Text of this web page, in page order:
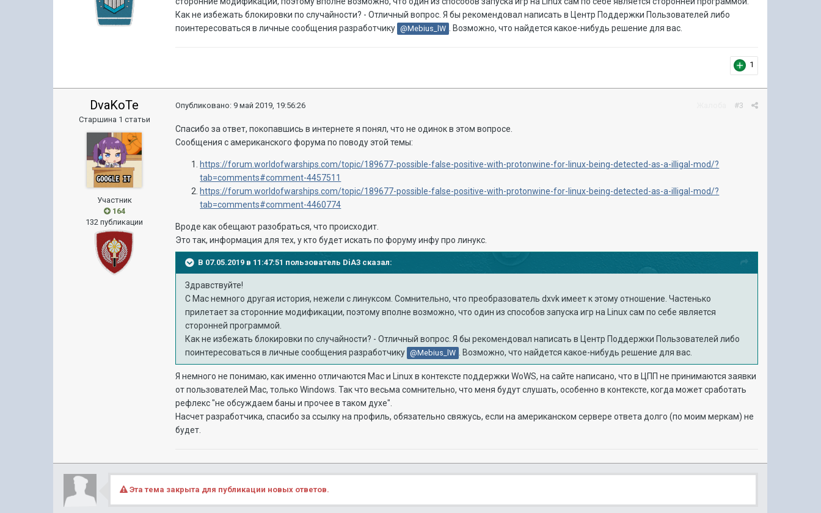
Как не избежать блокировки по случайности? - Отличный вопрос. Я бы рекомендовал написать в Центр Поддержки Пользователей либо
поинтересоваться в личные сообщения разработчику @Mebius_lW . Возможно, что найдется какое-нибудь решение для вас.
1
DvaKoTe
Старшина 1 статьи
Участник
164
132 публикации
#3
Опубликовано: 9 май 2019, 19:56:26
Спасибо за ответ, покопавшись в интернете я понял, что не одинок в этом вопросе.
Сообщения с американского форума по поводу этой темы:
https://forum.worldofwarships.com/topic/189677-possible-false-positive-with-protonwine-for-linux-being-detected-as-a-illigal-mod/?
tab=comments#comment-4457511
https://forum.worldofwarships.com/topic/189677-possible-false-positive-with-protonwine-for-linux-being-detected-as-a-illigal-mod/?
tab=comments#comment-4460774
Вроде как обещают разобраться, что происходит.
Это так, информация для тех, у кто будет искать по форуму инфу про линукс.
В 07.05.2019 в 11:47:51 пользователь DiA3 сказал:
Здравствуйте!
C Mac немного другая история, нежели с линуксом. Сомнительно, что преобразователь dxvk имеет к этому отношение. Частенько
прилетает за сторонние модификации, поэтому вполне возможно, что один из способов запуска игр на Linux сам по себе является
сторонней программой.
Как не избежать блокировки по случайности? - Отличный вопрос. Я бы рекомендовал написать в Центр Поддержки Пользователей либо
поинтересоваться в личные сообщения разработчику @Mebius_lW . Возможно, что найдется какое-нибудь решение для вас.
Я немного не понимаю, как именно отличаются Mac и Linux в контексте поддержки WoWS, на сайте написано, что в ЦПП не принимаются заявки
от пользователей Mac, только Windows. Так что весьма сомнительно, что меня будут слушать, особенно в контексте, когда может сработать
рефлекс "не обсуждаем баны и прочее в таком духе".
Насчет разработчика, спасибо за ссылку на профиль, обязательно свяжусь, если на американском сервере ответа долго (по моим меркам) не
будет.
Эта тема закрыта для публикации новых ответов.